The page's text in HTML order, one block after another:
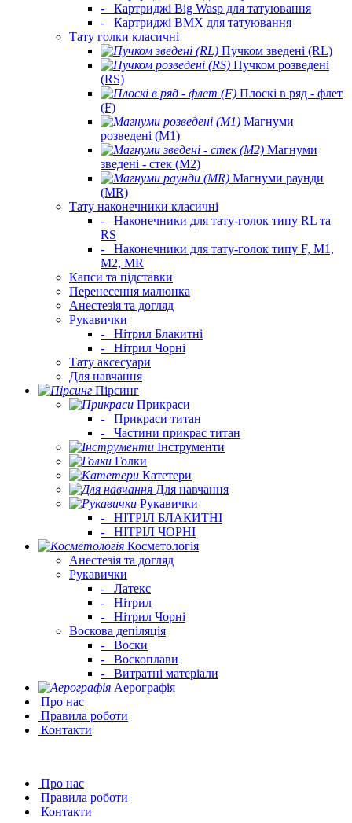
-
Картриджі Big Wasp для татуювання
-
Картриджі BMX для татуювання
Тату голки класичні
Пучком зведені (RL)
Пучком розведені
(RS)
Плоскі в ряд - флет
(F)
Магнуми
розведені (M1)
Магнуми
зведені - стек (M2)
Магнуми раунди
(MR)
Тату наконечники класичні
-
Наконечники для тату-голок типу RL та
RS
-
Наконечники для тату-голок типу F, M1,
M2, MR
Капси та підставки
Перенесення малюнка
Анестезія та догляд
Рукавички
-
Нітрил Блакитні
-
Нітрил Чорні
Тату аксесуари
Для навчання
Пірсинг
Прикраси
-
Прикраси титан
-
Частини прикрас титан
Інструменти
Голки
Катетери
Для навчання
Рукавички
-
НІТРІЛ БЛАКИТНІ
-
НІТРІЛ ЧОРНІ
Косметологія
Анестезія та догляд
Рукавички
-
Латекс
-
Нітрил
-
Нітрил Чорні
Воскова депіляція
-
Воски
-
Воскоплави
-
Витратні матеріали
Аерографія
Про нас
Правила роботи
Контакти
Про нас
Правила роботи
Контакти